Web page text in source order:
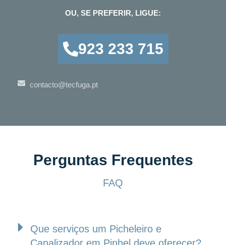
OU, SE PREFERIR, LIGUE:
923 233 715
contacto@tecfuga.pt
Perguntas Frequentes
FAQ
Que serviços um Picheleiro e
Canalizador em Pinhel deve oferecer?